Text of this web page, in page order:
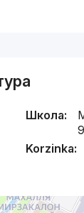
Школа:
Korzinka: